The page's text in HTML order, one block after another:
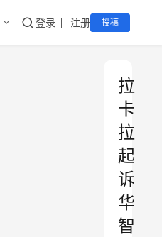
登录 注册 投稿
拉
卡
拉
起
诉
华
智